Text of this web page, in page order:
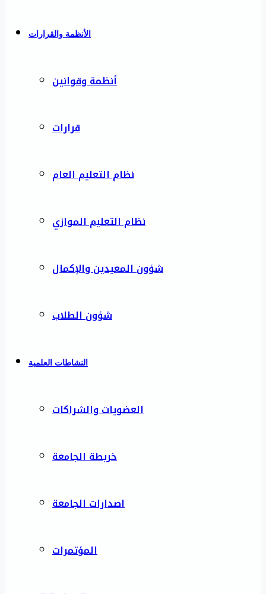
الأنظمة والقرارات
أنظمة وقوانين
قرارات
نظام التعليم العام
نظام التعليم الموازي
شؤون المعيدين والإكمال
شؤون الطلاب
النشاطات العلمية
العضويات والشراكات
خريطة الجامعة
اصدارات الجامعة
المؤتمرات